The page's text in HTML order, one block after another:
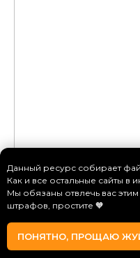
Данный ресурс собирает
Как и все остальные сайты в
Мы обязаны отвлечь вас
штрафов, простите 🧡
ПОНЯТНО, ПРОЩАЮ
Главная Товары